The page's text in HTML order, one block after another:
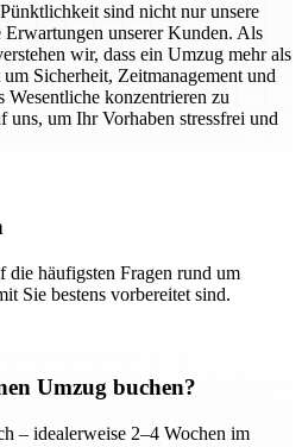
sind nicht nur unsere
Erwartungen unserer Kunden. Als
wir, dass ein Umzug mehr als
Sicherheit, Zeitmanagement und
konzentrieren zu
uns, um Ihr Vorhaben stressfrei und
häufigsten Fragen rund um
Sie bestens vorbereitet sind.
Umzug buchen?
– idealerweise 2–4 Wochen im